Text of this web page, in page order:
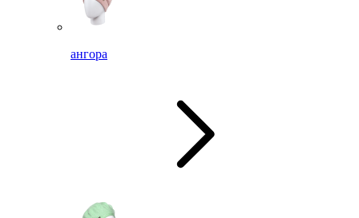
ангора